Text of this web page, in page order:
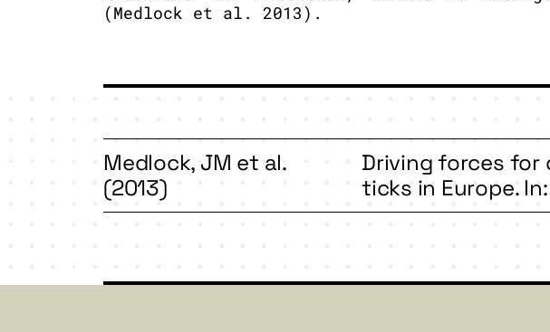
(Medlock et al. 2013).
Medlock, JM et al.
(2013)
Driving forces
ticks in Europe.